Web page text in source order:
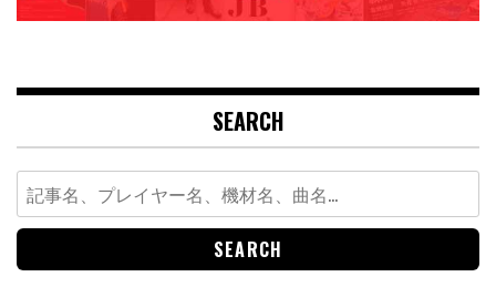
SEARCH
Search
for: